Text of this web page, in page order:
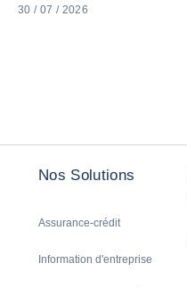
30 / 07 / 2026
Nos Solutions
Assurance-crédit
Information d'entreprise